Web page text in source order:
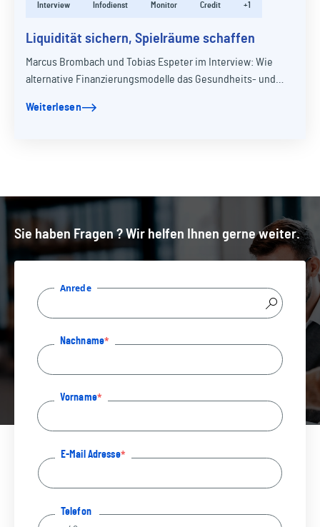
Interview Infodienst Monitor Credit +1
Liquidität sichern, Spielräume schaffen
Marcus Brombach und Tobias Espeter im Interview: Wie
alternative Finanzierungsmodelle das Gesundheits- und
Weiterlesen
Sie haben Fragen ? Wir helfen Ihnen gerne weiter.
Anrede
Nachname
Vorname
E-Mail Adresse
Telefon